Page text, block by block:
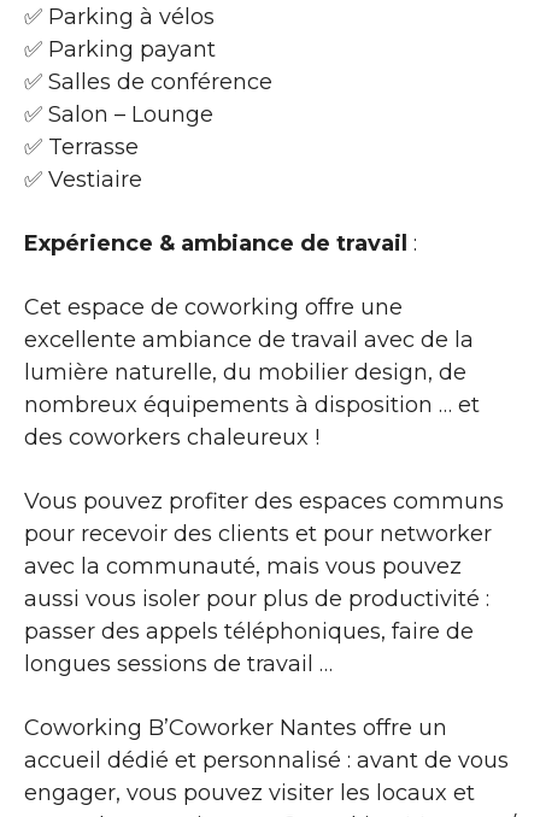
✅ Parking à vélos
✅ Parking payant
✅ Salles de conférence
✅ Salon – Lounge
✅ Terrasse
✅ Vestiaire
Expérience & ambiance de travail :
Cet espace de coworking offre une
excellente ambiance de travail avec de la
lumière naturelle, du mobilier design, de
nombreux équipements à disposition … et
des coworkers chaleureux !
Vous pouvez profiter des espaces communs
pour recevoir des clients et pour networker
avec la communauté, mais vous pouvez
aussi vous isoler pour plus de productivité :
passer des appels téléphoniques, faire de
longues sessions de travail …
Coworking B’Coworker Nantes offre un
accueil dédié et personnalisé : avant de vous
engager, vous pouvez visiter les locaux et